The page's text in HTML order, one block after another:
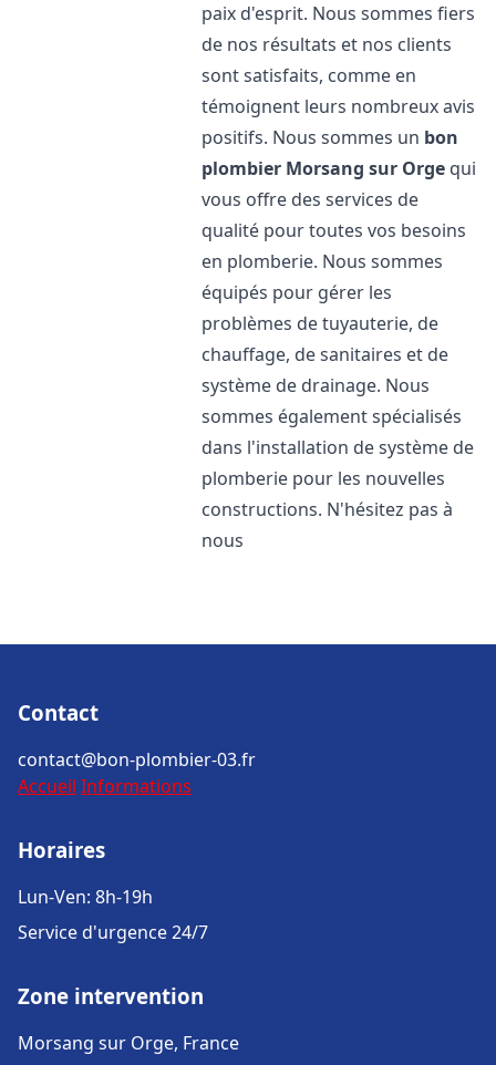
paix d'esprit. Nous sommes fiers
de nos résultats et nos clients
sont satisfaits, comme en
témoignent leurs nombreux avis
positifs. Nous sommes un bon
plombier Morsang sur Orge qui
vous offre des services de
qualité pour toutes vos besoins
en plomberie. Nous sommes
équipés pour gérer les
problèmes de tuyauterie, de
chauffage, de sanitaires et de
système de drainage. Nous
sommes également spécialisés
dans l'installation de système de
plomberie pour les nouvelles
constructions. N'hésitez pas à
nous
Contact
contact@bon-plombier-03.fr
Accueil Informations
Horaires
Lun-Ven: 8h-19h
Service d'urgence 24/7
Zone intervention
Morsang sur Orge, France